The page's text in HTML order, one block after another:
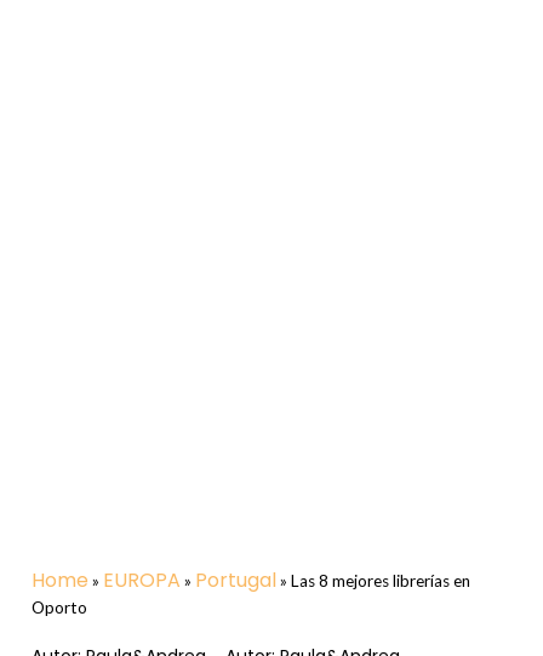
Home » EUROPA » Portugal» Las 8 mejores librerías en
Oporto